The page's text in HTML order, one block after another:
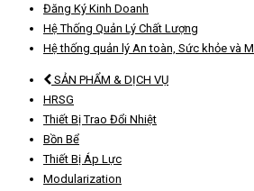
Đăng Ký Kinh Doanh
Hệ Thống Quản Lý Chất Lượng
Hệ thống quản lý An toàn, Sức khỏe và
SẢN PHẨM & DỊCH VỤ
HRSG
Thiết Bị Trao Đổi Nhiệt
Bồn Bể
Thiết Bị Áp Lực
Modularization